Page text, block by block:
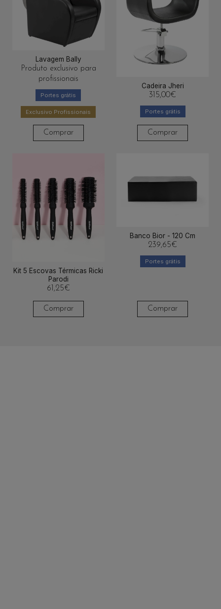
Lavagem Bally
Produto exclusivo para
profissionais
Portes grátis
Exclusivo Profissionais
Comprar
Cadeira Jheri
315,00€
Portes grátis
Comprar
Kit 5 Escovas Térmicas Ricki
Parodi
61,25€
Comprar
Banco Bior - 120 Cm
239,65€
Portes grátis
Comprar